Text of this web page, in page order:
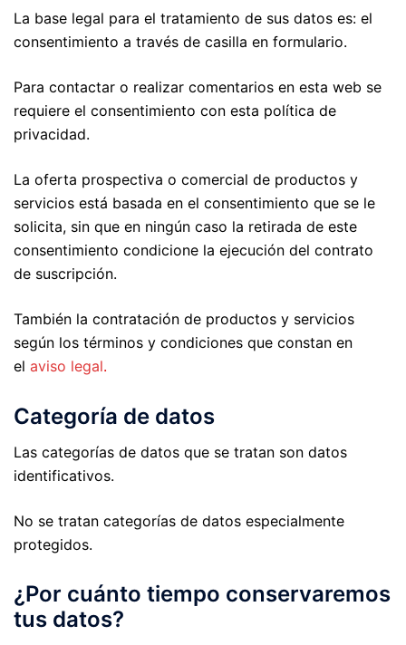
La base legal para el tratamiento de sus datos es: el
consentimiento a través de casilla en formulario.
Para contactar o realizar comentarios en esta web se
requiere el consentimiento con esta política de
privacidad.
La oferta prospectiva o comercial de productos y
servicios está basada en el consentimiento que se le
solicita, sin que en ningún caso la retirada de este
consentimiento condicione la ejecución del contrato
de suscripción.
También la contratación de productos y servicios
según los términos y condiciones que constan en
el aviso legal.
Categoría de datos
Las categorías de datos que se tratan son datos
identificativos.
No se tratan categorías de datos especialmente
protegidos.
¿Por cuánto tiempo conservaremos
tus datos?